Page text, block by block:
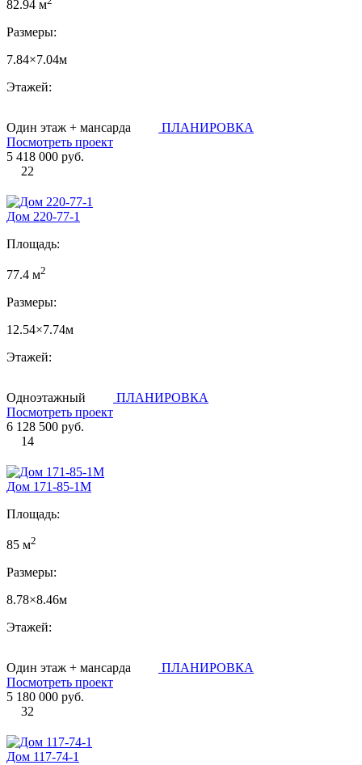
82.94 м
Размеры:
7.84×7.04м
Этажей:
Один этаж + мансарда
ПЛАНИРОВКА
Посмотреть проект
5 418 000 руб.
22
Дом 220-77-1
Площадь:
77.4 м2
Размеры:
12.54×7.74м
Этажей:
Одноэтажный
ПЛАНИРОВКА
Посмотреть проект
6 128 500 руб.
14
Дом 171-85-1М
Площадь:
85 м2
Размеры:
8.78×8.46м
Этажей:
Один этаж + мансарда
ПЛАНИРОВКА
Посмотреть проект
5 180 000 руб.
32
Дом 117-74-1